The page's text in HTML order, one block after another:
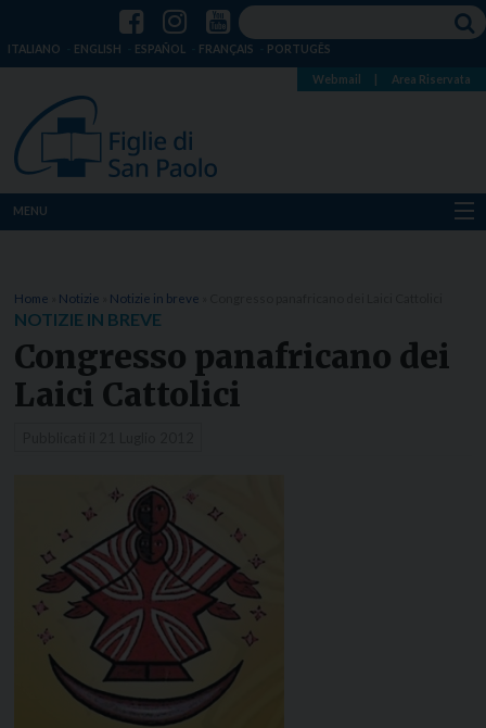
ITALIANO ENGLISH ESPAÑOL FRANÇAIS PORTUGÊS
Webmail Area Riservata
MENU
Dove siamo
Notizie
Home Notizie Notizie in breve
NOTIZIE IN BREVE
Congresso panafricano dei
Laici Cattolici